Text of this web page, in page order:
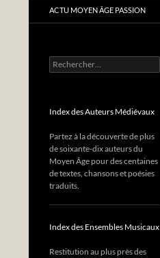
ACTU MOYEN ÂGE PASSION
Rechercher :
Index des Auteurs Médiévaux
Partez à la découverte de plus
de soixante-dix auteurs du
Moyen Âge pour des centaines
de textes, chansons et poésies
traduits.
Index des Ensembles Musicaux
Restitution au plus près des